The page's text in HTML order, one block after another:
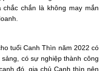
chắn là không may mắn
tuổi Canh Thìn năm 2022 có
có sự nghiệp thành công
đó, gia chủ Canh thìn nên